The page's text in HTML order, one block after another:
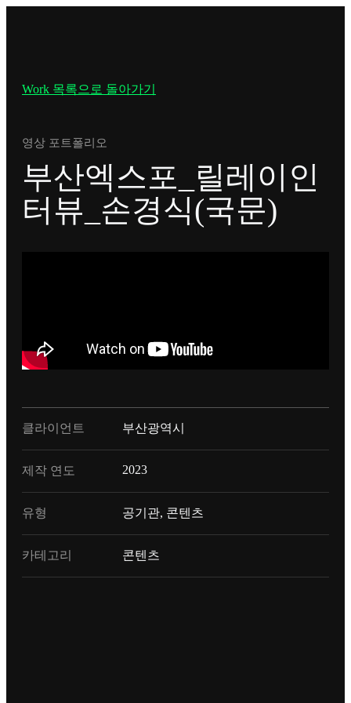
Work 목록으로 돌아가기
영상 포트폴리오
부산엑스포_릴레이인
터뷰_손경식(국문)
클라이언트 부산광역시
제작 연도 2023
유형 공기관, 콘텐츠
카테고리 콘텐츠